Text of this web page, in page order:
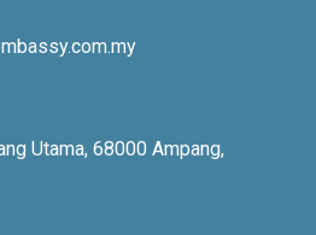
Utama, 68000 Ampang,